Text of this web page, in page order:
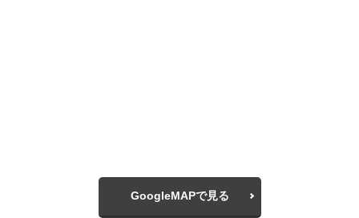
GoogleMAPで見る